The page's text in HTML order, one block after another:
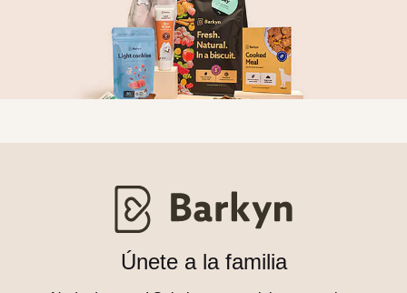
Únete a la familia